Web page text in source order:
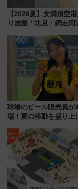
【2026夏】女満別空
り放題「北見・網走
球場のビール販売員が
場！夏の移動を盛り上
月7日限定 ソフトバ
スとコラボ